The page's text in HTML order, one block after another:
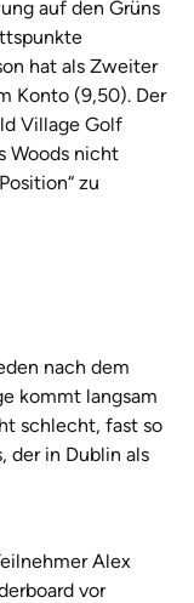
auf den Grüns
hat als Zweiter
Konto (9,50). Der
Village Golf
Woods nicht
zu
nach dem
kommt langsam
schlecht, fast so
der in Dublin als
Alex
vor